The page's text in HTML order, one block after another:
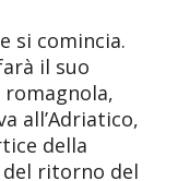
si comincia.
il suo
all’Adriatico,
della
ritorno del